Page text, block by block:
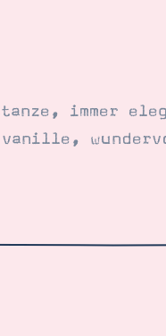
, immer
vanille,